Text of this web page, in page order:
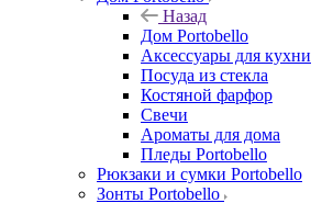
Назад
Дом Portobello
Аксессуары для кухни
Посуда из стекла
Костяной фарфор
Свечи
Ароматы для дома
Пледы Portobello
Рюкзаки и сумки Portobello
Зонты Portobello